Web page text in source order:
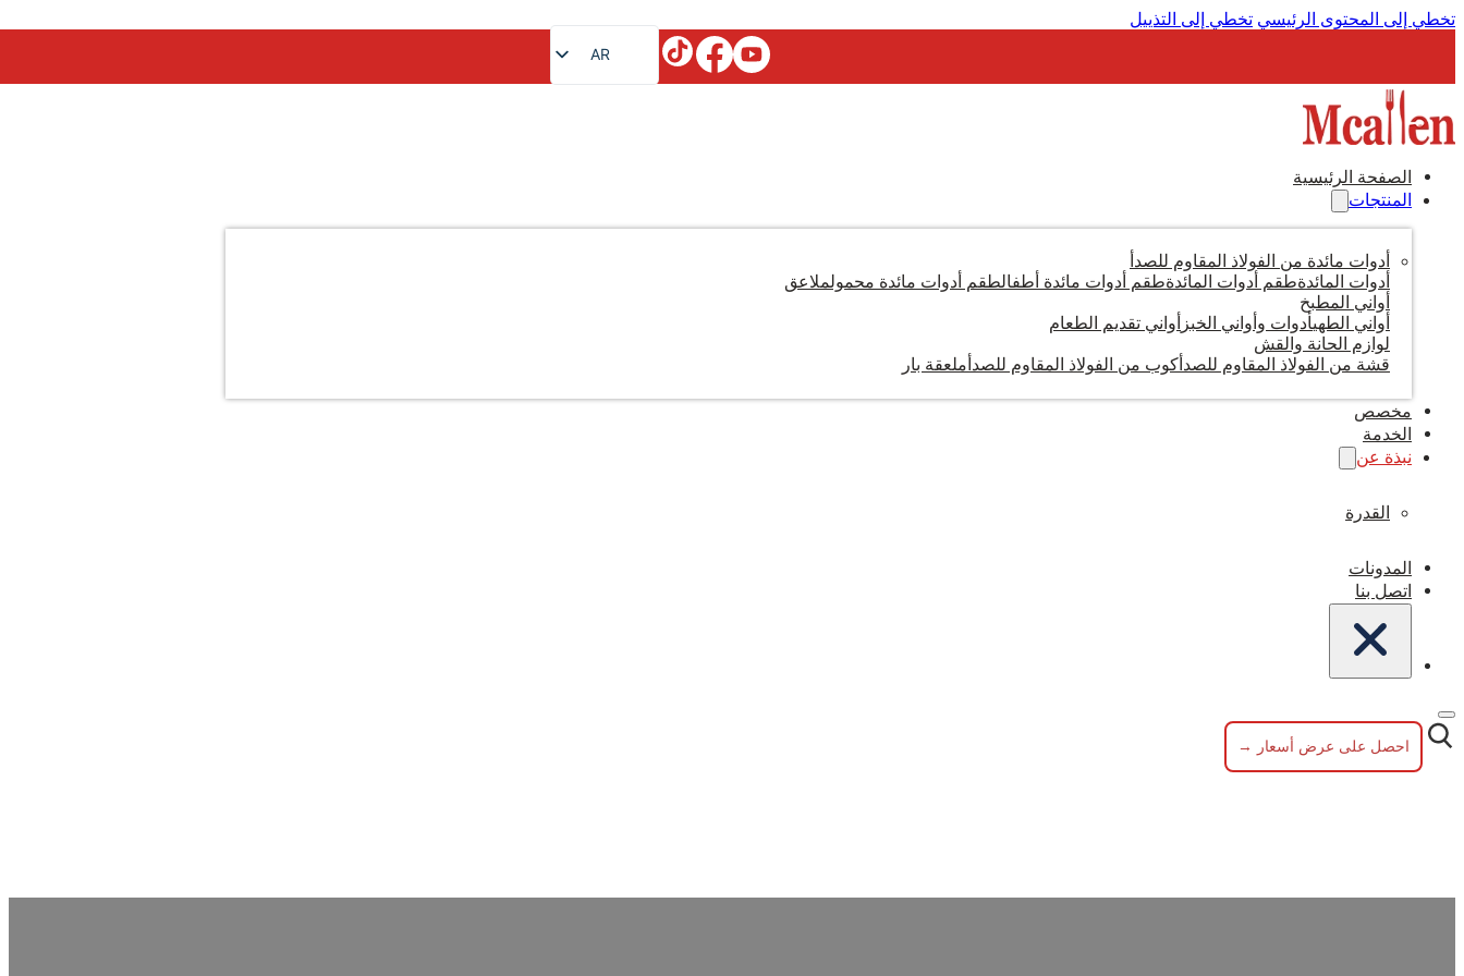
تخطي إلى المحتوى الرئيسي تخطي إلى التذييل
AR
EN
DE
الصفحة الرئيسية
المنتجات
أدوات مائدة من الفولاذ المقاوم للصدأ
أدوات المائدةطقم أدوات المائدةطقم أدوات مائدة أطفالطقم أدوات مائدة محمولملاعق
أواني المطبخ
أواني الطهيأدوات وأواني الخبز أواني تقديم الطعام
لوازم الحانة والقش
قشة من الفولاذ المقاوم للصدأ كوب من الفولاذ المقاوم للصدأ ملعقة بار
مخصص
الخدمة
نبذة عن
القدرة
المدونات
اتصل بنا
احصل على عرض أسعار →